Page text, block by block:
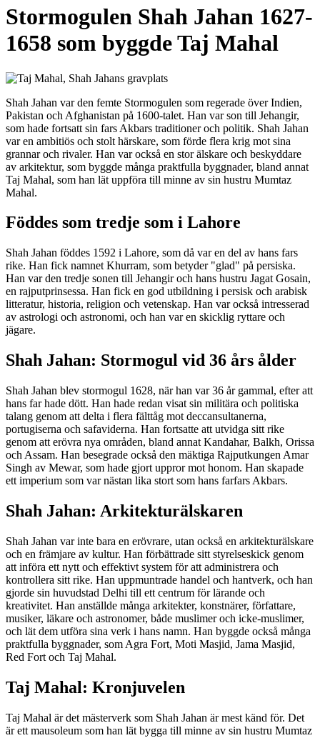
Stormogulen Shah Jahan 1627-
1658 som byggde Taj Mahal
Shah Jahan var den femte Stormogulen som regerade över Indien,
Pakistan och Afghanistan på 1600-talet. Han var son till Jehangir,
som hade fortsatt sin fars Akbars traditioner och politik. Shah Jahan
var en ambitiös och stolt härskare, som förde flera krig mot sina
grannar och rivaler. Han var också en stor älskare och beskyddare
av arkitektur, som byggde många praktfulla byggnader, bland annat
Taj Mahal, som han lät uppföra till minne av sin hustru Mumtaz
Mahal.
Föddes som tredje som i Lahore
Shah Jahan föddes 1592 i Lahore, som då var en del av hans fars
rike. Han fick namnet Khurram, som betyder "glad" på persiska.
Han var den tredje sonen till Jehangir och hans hustru Jagat Gosain,
en rajputprinsessa. Han fick en god utbildning i persisk och arabisk
litteratur, historia, religion och vetenskap. Han var också intresserad
av astrologi och astronomi, och han var en skicklig ryttare och
jägare.
Shah Jahan: Stormogul vid 36 års ålder
Shah Jahan blev stormogul 1628, när han var 36 år gammal, efter att
hans far hade dött. Han hade redan visat sin militära och politiska
talang genom att delta i flera fälttåg mot deccansultanerna,
portugiserna och safaviderna. Han fortsatte att utvidga sitt rike
genom att erövra nya områden, bland annat Kandahar, Balkh, Orissa
och Assam. Han besegrade också den mäktiga Rajputkungen Amar
Singh av Mewar, som hade gjort uppror mot honom. Han skapade
ett imperium som var nästan lika stort som hans farfars Akbars.
Shah Jahan: Arkitekturälskaren
Shah Jahan var inte bara en erövrare, utan också en arkitekturälskare
och en främjare av kultur. Han förbättrade sitt styrelseskick genom
att införa ett nytt och effektivt system för att administrera och
kontrollera sitt rike. Han uppmuntrade handel och hantverk, och han
gjorde sin huvudstad Delhi till ett centrum för lärande och
kreativitet. Han anställde många arkitekter, konstnärer, författare,
musiker, läkare och astronomer, både muslimer och icke-muslimer,
och lät dem utföra sina verk i hans namn. Han byggde också många
praktfulla byggnader, som Agra Fort, Moti Masjid, Jama Masjid,
Red Fort och Taj Mahal.
Taj Mahal: Kronjuvelen
Taj Mahal är det mästerverk som Shah Jahan är mest känd för. Det
är ett mausoleum som han lät bygga till minne av sin hustru Mumtaz